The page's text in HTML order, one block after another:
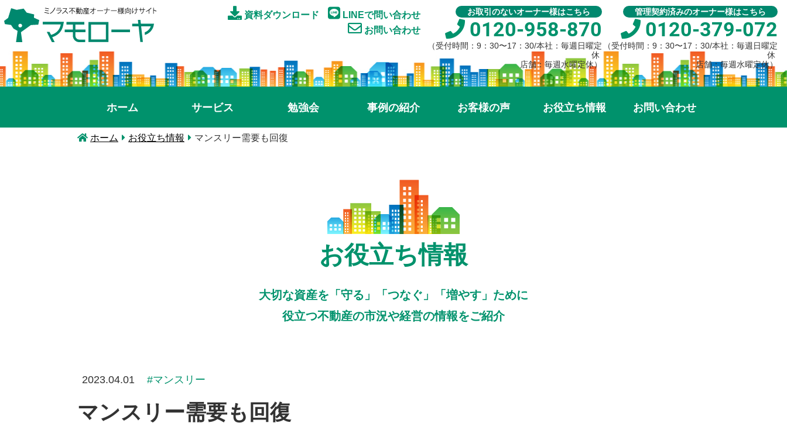
資料ダウンロード
LINEで問い合わせ
お問い合わせ
お取引のないオーナー様はこちら
0120-958-870
（受付時間：9：30〜17：30/本社：毎週日曜定
休
店舗：毎週水曜定休）
管理契約済みのオーナー様はこちら
0120-379-072
（受付時間：9：30〜17：30/本社：毎週日曜定
休
店舗：毎週水曜定休）
ホーム サービス 勉強会 事例の紹介 お客様の声 お役立ち情報 お問い合わせ
ホーム お役立ち情報 マンスリー需要も回復
お役立ち情報
大切な資産を「守る」「つなぐ」「増やす」ために
役立つ不動産の市況や経営の情報をご紹介
2023.04.01 マンスリー
マンスリー需要も回復